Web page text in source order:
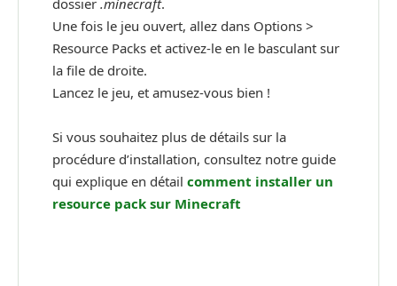
Une fois le jeu ouvert, allez dans Options >
Resource Packs et activez-le en le basculant sur
la file de droite.
Lancez le jeu, et amusez-vous bien !
Si vous souhaitez plus de détails sur la
procédure d’installation, consultez notre guide
qui explique en détail comment installer un
resource pack sur Minecraft